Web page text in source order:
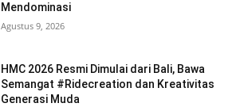
Mendominasi
Agustus 9, 2026
HMC 2026 Resmi Dimulai dari Bali, Bawa
Semangat #Ridecreation dan Kreativitas
Generasi Muda